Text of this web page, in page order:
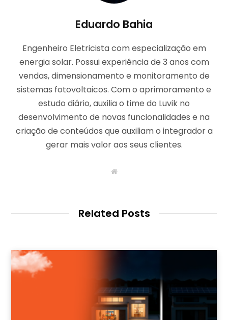
Eduardo Bahia
Engenheiro Eletricista com especialização em
energia solar. Possui experiência de 3 anos com
vendas, dimensionamento e monitoramento de
sistemas fotovoltaicos. Com o aprimoramento e
estudo diário, auxilia o time do Luvik no
desenvolvimento de novas funcionalidades e na
criação de conteúdos que auxiliam o integrador a
gerar mais valor aos seus clientes.
W
e
Related Posts